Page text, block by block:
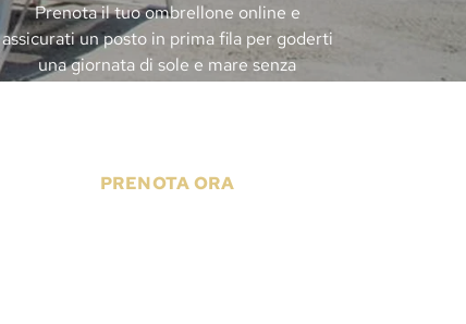
Prenota il tuo ombrellone online e
assicurati un posto in prima fila per goderti
una giornata di sole e mare senza
PRENOTA ORA